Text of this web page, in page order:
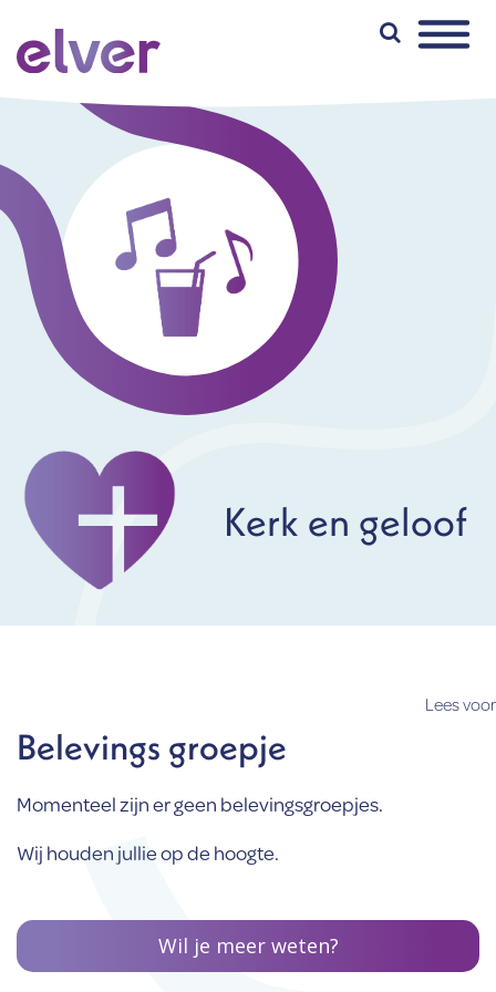
Kerk en geloof
Lees voor
Belevings groepje
Momenteel zijn er geen belevingsgroepjes.
Wij houden jullie op de hoogte.
Wil je meer weten?